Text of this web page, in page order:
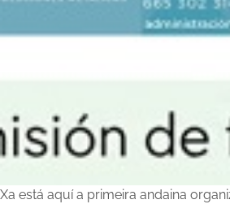
Xa está aquí a primeira andaina